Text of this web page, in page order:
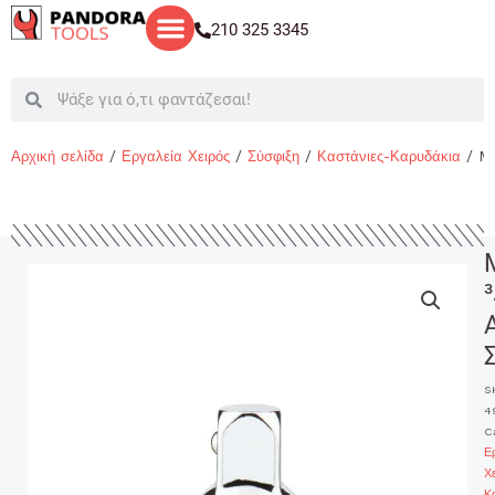
Μετάβαση
στο
210 325 3345
SearchSearch
Αρχική σελίδα / Εργαλεία Χειρός / Σύσφιξη / Καστάνιες-Καρυδάκια /